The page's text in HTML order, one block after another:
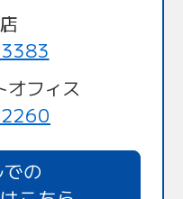
オフィス
の